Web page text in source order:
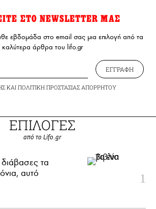
ΣΤΟ NEWSLETTER ΜΑΣ
εβδομάδα στο email σας μια επιλογή από τα
καλύτερα άρθρα του lifo.gr
ΕΓΓΡΑΦΗ
ΚΑΙ ΠΟΛΙΤΙΚΗ ΠΡΟΣΤΑΣΙΑΣ ΑΠΟΡΡΗΤΟΥ
ΕΠΙΛΟΓΕΣ
από το Lifo.gr
τα
αυτό